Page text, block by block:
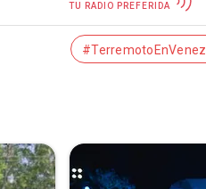
TU RADIO PREFERIDA